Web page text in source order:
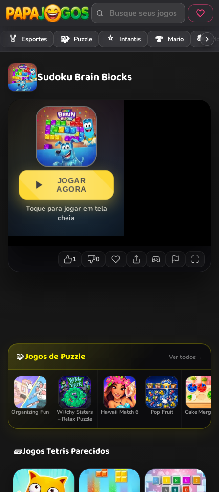
🏅 Esportes 🧩 Puzzle ⭐ Infantis 🍄 Mario 🏍️
Sudoku Brain Blocks
JOGAR
AGORA
Toque para jogar em tela
cheia
1 0
🧩Jogos de Puzzle Ver todos →
Organizing Fun
Witchy Sisters
– Relax Puzzle
Hawaii Match 6 Pop Fruit Cake Merge 2
🧱Jogos Tetris Parecidos